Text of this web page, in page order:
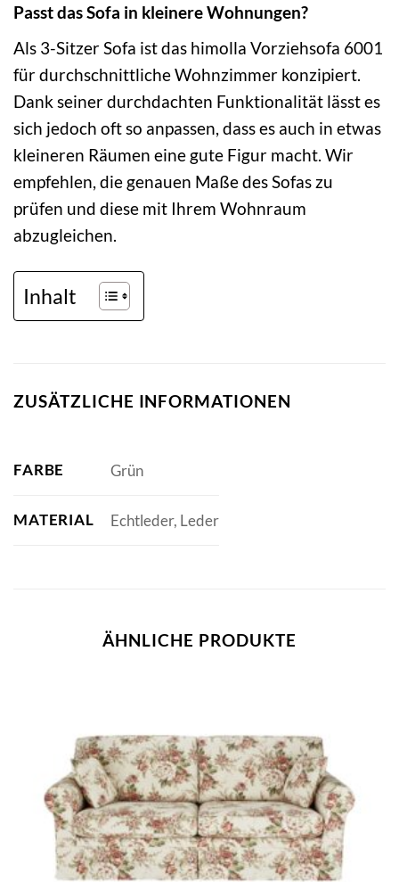
Passt das Sofa in kleinere Wohnungen?
Als 3-Sitzer Sofa ist das himolla Vorziehsofa 6001
für durchschnittliche Wohnzimmer konzipiert.
Dank seiner durchdachten Funktionalität lässt es
sich jedoch oft so anpassen, dass es auch in etwas
kleineren Räumen eine gute Figur macht. Wir
empfehlen, die genauen Maße des Sofas zu
prüfen und diese mit Ihrem Wohnraum
abzugleichen.
Inhalt
ZUSÄTZLICHE INFORMATIONEN
FARBE Grün
MATERIAL Echtleder, Leder
ÄHNLICHE PRODUKTE